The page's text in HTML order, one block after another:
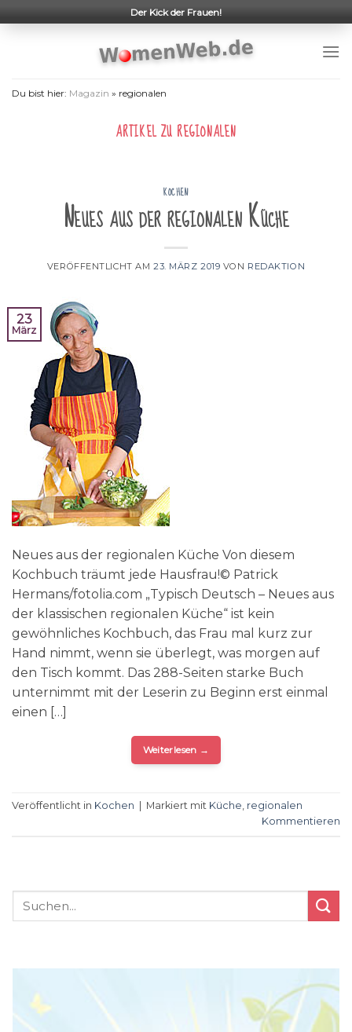
to
Der Kick der Frauen!
Du bist hier: Magazin » regionalen
ARTIKEL ZU REGIONALEN
KOCHEN
Neues aus der regionalen Küche
VERÖFFENTLICHT AM 23. MÄRZ 2019 VON REDAKTION
23
März
Neues aus der regionalen Küche Von diesem
Kochbuch träumt jede Hausfrau!© Patrick
Hermans/fotolia.com „Typisch Deutsch – Neues aus
der klassischen regionalen Küche“ ist kein
gewöhnliches Kochbuch, das Frau mal kurz zur
Hand nimmt, wenn sie überlegt, was morgen auf
den Tisch kommt. Das 288-Seiten starke Buch
unternimmt mit der Leserin zu Beginn erst einmal
einen […]
Weiterlesen →
Veröffentlicht in Kochen Markiert mit Küche regionalen
Kommentieren